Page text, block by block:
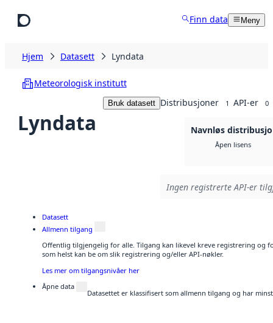
Finn data Meny
Hjem Datasett Lyndata
Meteorologisk institutt
Lyndata
Bruk datasett Distribusjoner 1 API-er 0
Navnløs
Åpen lisens
Ingen registrerte API-er
Datasett
Allmenn tilgang
Offentlig tilgjengelig for alle. Tilgang kan likevel kreve registrering og
som helst kan be om slik registrering og/eller API-nøkler.
Les mer om tilgangsnivåer her
Åpne data
Datasettet er klassifisert som allmenn tilgang og har